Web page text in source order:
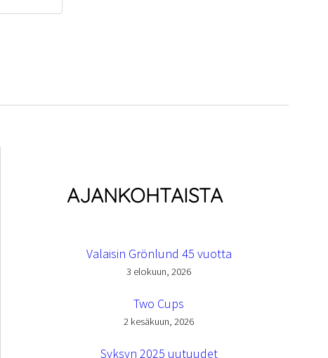
AJANKOHTAISTA
Valaisin Grönlund 45 vuotta
3 elokuun, 2026
Two Cups
2 kesäkuun, 2026
Syksyn 2025 uutuudet